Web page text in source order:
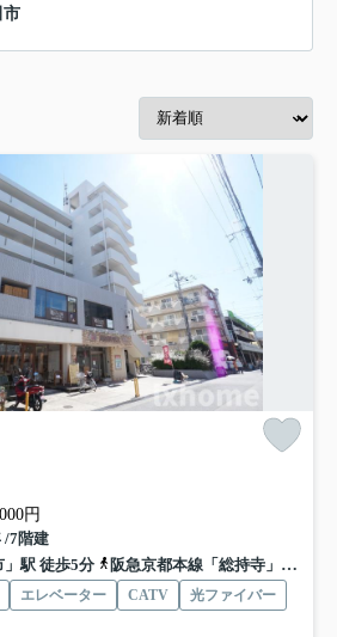
市
円
/7階建
」駅 徒歩5分
阪急京都本線「総持寺」駅 徒歩15分
エレベーター CATV
光ファイバー